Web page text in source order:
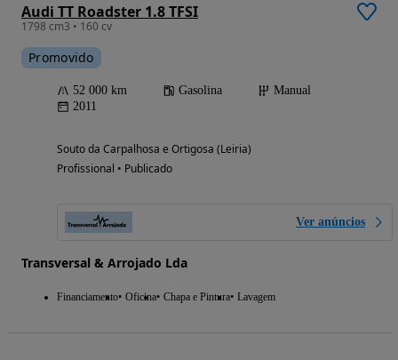
Audi TT Roadster 1.8 TFSI
1798 cm3 • 160 cv
Promovido
52 000 km Gasolina
Manual
2011
Souto da Carpalhosa e Ortigosa (Leiria)
Profissional • Publicado
Ver anúncios
Transversal & Arrojado Lda
Financiamento Oficina Chapa e Pintura Lavagem